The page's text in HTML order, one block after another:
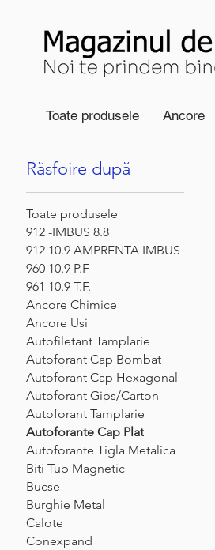
Toate produsele Ancore
Start Autoforante Cap Plat
Răsfoire după
Toate produsele
912 -IMBUS 8.8
912 10.9 AMPRENTA IMBUS
960 10.9 P.F
961 10.9 T.F.
Ancore Chimice
Ancore Usi
Autofiletant Tamplarie
Autoforant Cap Bombat
Autoforant Cap Hexagonal
Autoforant Gips/Carton
Autoforant Tamplarie
Autoforante Cap Plat
Autoforante Tigla Metalica
Biti Tub Magnetic
Bucse
Burghie Metal
Calote
Conexpand